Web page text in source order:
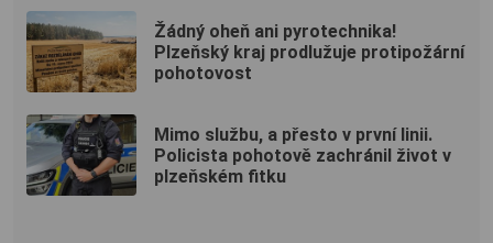
Žádný oheň ani pyrotechnika!
Plzeňský kraj prodlužuje protipožární
pohotovost
Mimo službu, a přesto v první linii.
Policista pohotově zachránil život v
plzeňském fitku